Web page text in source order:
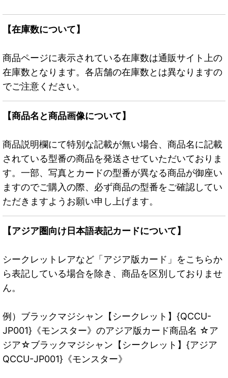
【在庫数について】
商品ページに表示されている在庫数は通販サイト上の
在庫数となります。各店舗の在庫数とは異なりますの
でご注意ください。
【商品名と商品画像について】
商品説明欄にて特別な記載が無い場合、商品名に記載
されている型番の商品を発送させていただいておりま
す。一部、写真とカードの型番が異なる商品が御座い
ますのでご購入の際、必ず商品の型番をご確認してい
ただきますようお願い申し上げます。
【アジア圏向け日本語表記カードについて】
シークレットレアなど「アジア版カード」をこちらか
ら表記している場合を除き、商品を区別しておりませ
ん。
例）ブラックマジシャン【シークレット】{QCCU-
JP001}《モンスター》のアジア版カード商品名 ☆ア
ジア☆ブラックマジシャン【シークレット】{アジア
QCCU-JP001}《モンスター》